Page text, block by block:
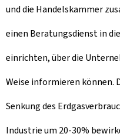
und die Handelskammer
einen Beratungsdienst in
einrichten, über die
Weise informieren können.
Senkung des
Industrie um 20-30%